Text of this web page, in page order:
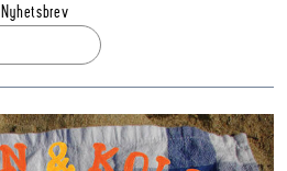
Nyhetsbrev